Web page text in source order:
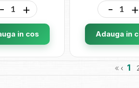
- +
in cos
- +
Adauga in
‹ 1